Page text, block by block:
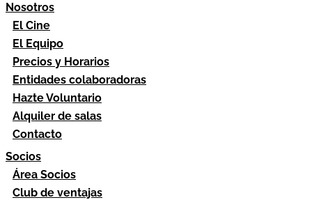
Nosotros
El Cine
El Equipo
Precios y Horarios
Entidades colaboradoras
Hazte Voluntario
Alquiler de salas
Contacto
Socios
Área Socios
Club de ventajas